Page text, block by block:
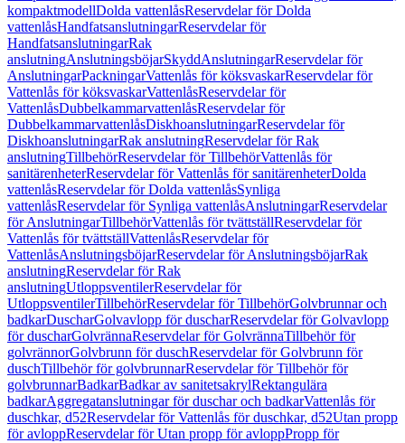
kompaktmodellDolda vattenlåsReservdelar för Dolda
vattenlåsHandfatsanslutningarReservdelar för
HandfatsanslutningarRak
anslutningAnslutningsböjarSkyddAnslutningarReservdelar för
AnslutningarPackningarVattenlås för köksvaskarReservdelar för
Vattenlås för köksvaskarVattenlåsReservdelar för
VattenlåsDubbelkammarvattenlåsReservdelar för
DubbelkammarvattenlåsDiskhoanslutningarReservdelar för
DiskhoanslutningarRak anslutningReservdelar för Rak
anslutningTillbehörReservdelar för TillbehörVattenlås för
sanitärenheterReservdelar för Vattenlås för sanitärenheterDolda
vattenlåsReservdelar för Dolda vattenlåsSynliga
vattenlåsReservdelar för Synliga vattenlåsAnslutningarReservdelar
för AnslutningarTillbehörVattenlås för tvättställReservdelar för
Vattenlås för tvättställVattenlåsReservdelar för
VattenlåsAnslutningsböjarReservdelar för AnslutningsböjarRak
anslutningReservdelar för Rak
anslutningUtloppsventilerReservdelar för
UtloppsventilerTillbehörReservdelar för TillbehörGolvbrunnar och
badkarDuscharGolvavlopp för duscharReservdelar för Golvavlopp
för duscharGolvrännaReservdelar för GolvrännaTillbehör för
golvrännorGolvbrunn för duschReservdelar för Golvbrunn för
duschTillbehör för golvbrunnarReservdelar för Tillbehör för
golvbrunnarBadkarBadkar av sanitetsakrylRektangulära
badkarAggregatanslutningar för duschar och badkarVattenlås för
duschkar, d52Reservdelar för Vattenlås för duschkar, d52Utan propp
för avloppReservdelar för Utan propp för avloppPropp för